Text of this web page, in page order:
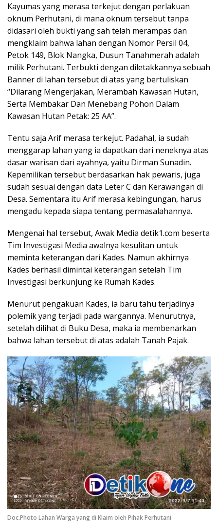
Kayumas yang merasa terkejut dengan perlakuan
oknum Perhutani, di mana oknum tersebut tanpa
didasari oleh bukti yang sah telah merampas dan
mengklaim bahwa lahan dengan Nomor Persil 04,
Petok 149, Blok Nangka, Dusun Tanahmerah adalah
milik Perhutani. Terbukti dengan diletakkannya sebuah
Banner di lahan tersebut di atas yang bertuliskan
“Dilarang Mengerjakan, Merambah Kawasan Hutan,
Serta Membakar Dan Menebang Pohon Dalam
Kawasan Hutan Petak: 25 AA”.
Tentu saja Arif merasa terkejut. Padahal, ia sudah
menggarap lahan yang ia dapatkan dari neneknya atas
dasar warisan dari ayahnya, yaitu Dirman Sunadin.
Kepemilikan tersebut berdasarkan hak pewaris, juga
sudah sesuai dengan data Leter C dan Kerawangan di
Desa. Sementara itu Arif merasa kebingungan, harus
mengadu kepada siapa tentang permasalahannya.
Mengenai hal tersebut, Awak Media detik1.com beserta
Tim Investigasi Media awalnya kesulitan untuk
meminta keterangan dari Kades. Namun akhirnya
Kades berhasil dimintai keterangan setelah Tim
Investigasi berkunjung ke Rumah Kades.
Menurut pengakuan Kades, ia baru tahu terjadinya
polemik yang terjadi pada wargannya. Menurutnya,
setelah dilihat di Buku Desa, maka ia membenarkan
bahwa lahan tersebut di atas adalah Tanah Pajak.
Doc.Photo Lahan Warga yang di Klaim oleh Pihak Perhutani